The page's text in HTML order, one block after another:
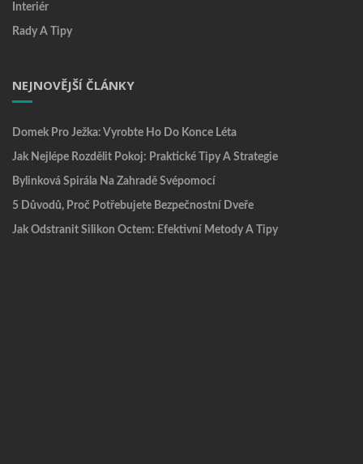
Interiér
Rady A Tipy
NEJNOVĚJŠÍ ČLÁNKY
Domek Pro Ježka: Vyrobte Ho Do Konce Léta
Jak Nejlépe Rozdělit Pokoj: Praktické Tipy A Strategie
Bylinková Spirála Na Zahradě Svépomocí
5 Důvodů, Proč Potřebujete Bezpečnostní Dveře
Jak Odstranit Silikon Octem: Efektivní Metody A Tipy